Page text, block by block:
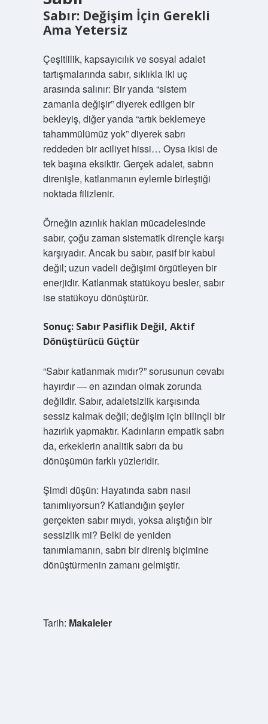
Sabır: Değişim İçin Gerekli
Ama Yetersiz
Çeşitlilik, kapsayıcılık ve sosyal adalet
tartışmalarında sabır, sıklıkla iki uç
arasında salınır: Bir yanda “sistem
zamanla değişir” diyerek edilgen bir
bekleyiş, diğer yanda “artık beklemeye
tahammülümüz yok” diyerek sabrı
reddeden bir aciliyet hissi… Oysa ikisi de
tek başına eksiktir. Gerçek adalet, sabrın
direnişle, katlanmanın eylemle birleştiği
noktada filizlenir.
Örneğin azınlık hakları mücadelesinde
sabır, çoğu zaman sistematik dirençle karşı
karşıyadır. Ancak bu sabır, pasif bir kabul
değil; uzun vadeli değişimi örgütleyen bir
enerjidir. Katlanmak statükoyu besler, sabır
ise statükoyu dönüştürür.
Sonuç: Sabır Pasiflik Değil, Aktif
Dönüştürücü Güçtür
“Sabır katlanmak mıdır?” sorusunun cevabı
hayırdır — en azından olmak zorunda
değildir. Sabır, adaletsizlik karşısında
sessiz kalmak değil; değişim için bilinçli bir
hazırlık yapmaktır. Kadınların empatik sabrı
da, erkeklerin analitik sabrı da bu
dönüşümün farklı yüzleridir.
Şimdi düşün: Hayatında sabrı nasıl
tanımlıyorsun? Katlandığın şeyler
gerçekten sabır mıydı, yoksa alıştığın bir
sessizlik mi? Belki de yeniden
tanımlamanın, sabrı bir direniş biçimine
dönüştürmenin zamanı gelmiştir.
Tarih: Makaleler